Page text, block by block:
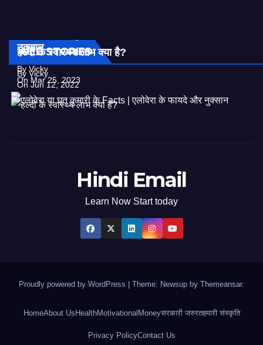
WEB STORIES
नुक्सान
By Vicky
On Mar 25, 2023
हल्दी के स्वास्थ्य लाभ क्या है?
By Vicky
On Jun 12, 2022
Hindi Email
Learn Now Start today
Proudly powered by WordPress Theme: Newsup by Themeansar.
HomeAbout UsHealthMotivationalMoneyसरकारी जरुरतहमारी संस्कृति
Privacy PolicyContact Us